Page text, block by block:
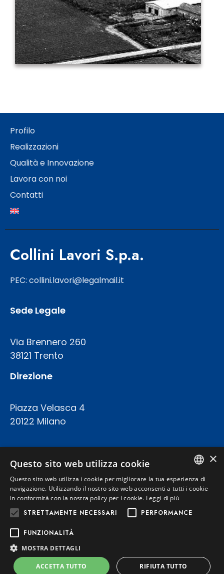
Profilo
Realizzazioni
Qualità e Innovazione
Lavora con noi
Contatti
Collini Lavori S.p.a.
PEC: collini.lavori@legalmail.it
Sede Legale
Via Brennero 260
38121 Trento
Direzione
Piazza Velasca 4
20122 Milano
CAPITALE SOCIALE: € 23.200.000 INT.VERS.
Privacy Policy
Cookie Policy
Powered byGraffti Web
ITALIAN
×
Questo sito web utilizza cookie
Questo sito web utilizza i cookie per migliorare la tua esperienza di
navigazione. Utilizzando il nostro sito web acconsenti a tutti i cookie
in conformità con la nostra policy per i cookie. Leggi di più
STRETTAMENTE NECESSARI PERFORMANCE
FUNZIONALITÀ
MOSTRA DETTAGLI
ACCETTA TUTTO RIFIUTA TUTTO